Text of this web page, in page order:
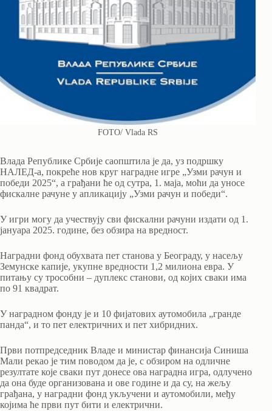
FOTO/ Vlada RS
Влада Републике Србије саопштила је да, уз подршку
НАЛЕД-а, покреће нов круг наградне игре „Узми рачун и
победи 2025“, а грађани ће од сутра, 1. маја, моћи да уносе
фискалне рачуне у апликацију „Узми рачун и победи“.
У игри могу да учествују сви фискални рачуни издати од 1.
јануара 2025. године, без обзира на вредност.
Наградни фонд обухвата пет станова у Београду, у насељу
Земунске капије, укупне вредности 1,2 милиона евра. У
питању су трособни – дуплекс станови, од којих сваки има
по 91 квадрат.
У наградном фонду је и 10 фијатових аутомобила „гранде
панда“, и то пет електричних и пет хибридних.
Први потпредседник Владе и министар финансија Синиша
Мали рекао је тим поводом да је, с обзиром на одличне
резултате које сваки пут донесе ова наградна игра, одлучено
да она буде организована и ове године и да су, на жељу
грађана, у наградни фонд укључени и аутомобили, међу
којима ће први пут бити и електрични.